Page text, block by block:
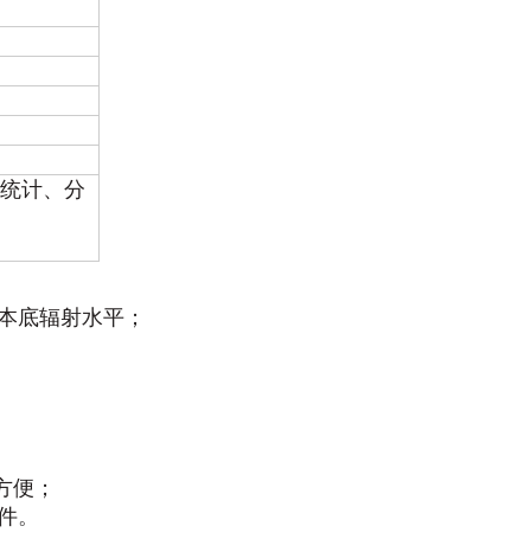
计、分
底辐射水平；
；
。